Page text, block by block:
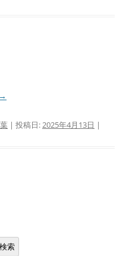
→
| 投稿日:2025年4月13日 |
検索